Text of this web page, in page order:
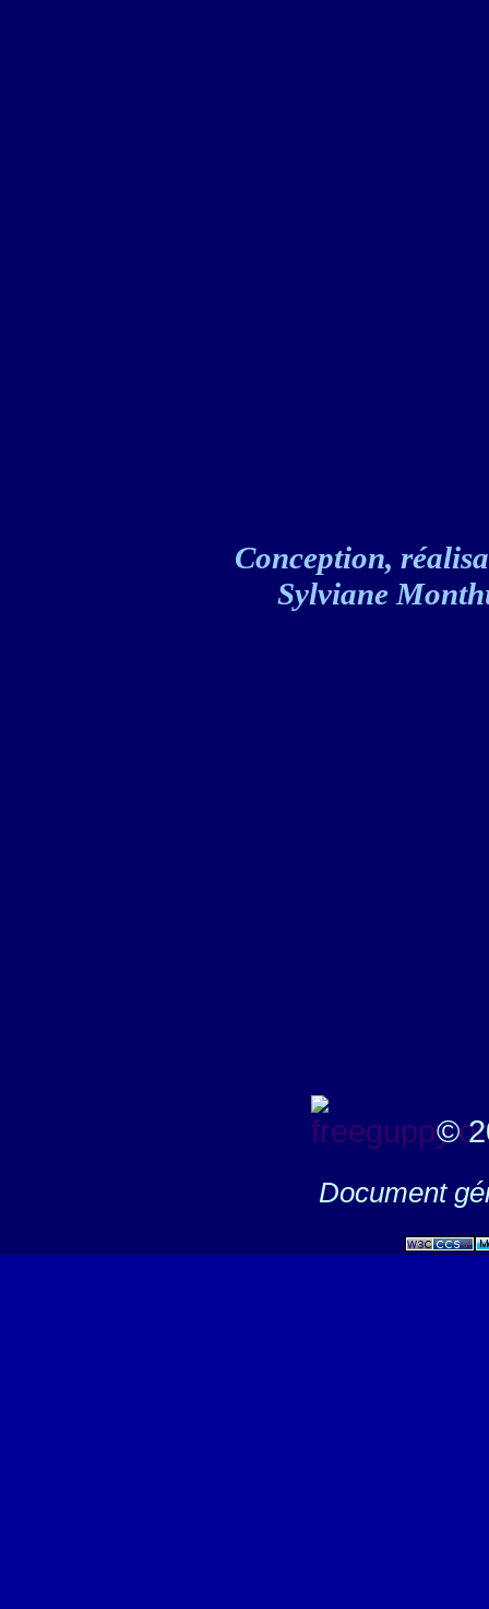
Conception,
Sylviane
©
Document